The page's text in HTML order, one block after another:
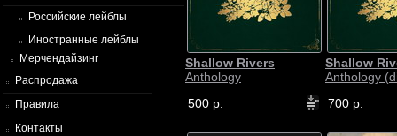
Российские лейблы
Иностранные лейблы
Мерчендайзинг
Распродажа
Правила
Контакты
Shallow Rivers
Anthology
500 р.
Shallow
Anthology
700 р.